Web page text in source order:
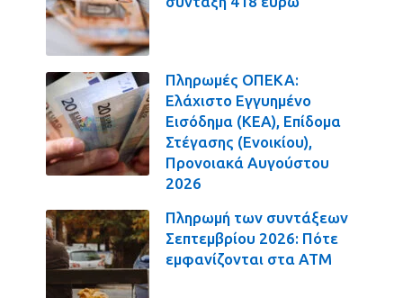
Πληρωμές ΟΠΕΚΑ:
Ελάχιστο Εγγυημένο
Εισόδημα (ΚΕΑ), Επίδομα
Στέγασης (Ενοικίου),
Προνοιακά Αυγούστου
2026
Πληρωμή των συντάξεων
Σεπτεμβρίου 2026: Πότε
εμφανίζονται στα ΑΤΜ